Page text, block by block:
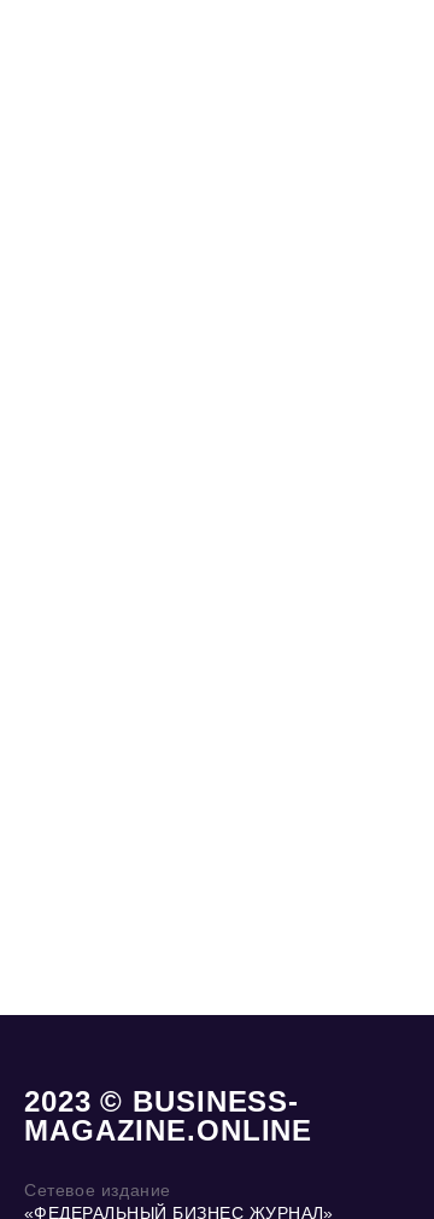
2023 © BUSINESS-
MAGAZINE.ONLINE
Сетевое издание
«ФЕДЕРАЛЬНЫЙ БИЗНЕС ЖУРНАЛ»